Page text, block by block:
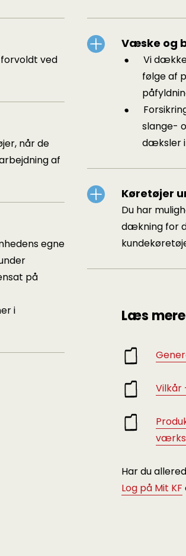
ved
når de
af
egne
på
i
Væske og
Vi
følge af
slange-
dæksler i
Køretøjer
Du har
dækning for
Læs
Har du
Log på Mit KF